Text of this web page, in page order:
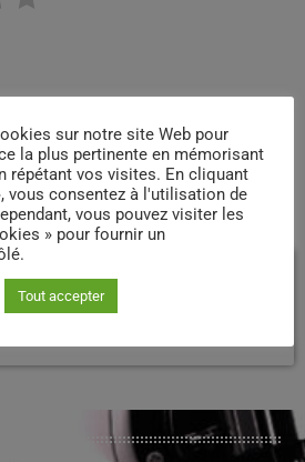
D’ARTICLES (0)
pour ajouter un commentaire.
sur notre site Web pour
la plus pertinente en mémorisant
répétant vos visites. En cliquant
vous consentez à l'utilisation de
vous pouvez visiter les
» pour fournir un
Tout accepter